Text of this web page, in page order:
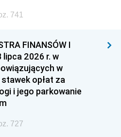
741
FINANSÓW I
lipca 2026 r. w
w
opłat za
i jego parkowanie
727